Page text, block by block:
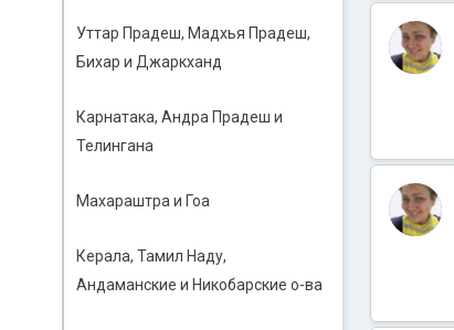
Уттар Прадеш, Мадхья Прадеш,
Бихар и Джаркханд
Карнатака, Андра Прадеш и
Телингана
Махараштра и Гоа
Керала, Тамил Наду,
Андаманские и Никобарские о-ва